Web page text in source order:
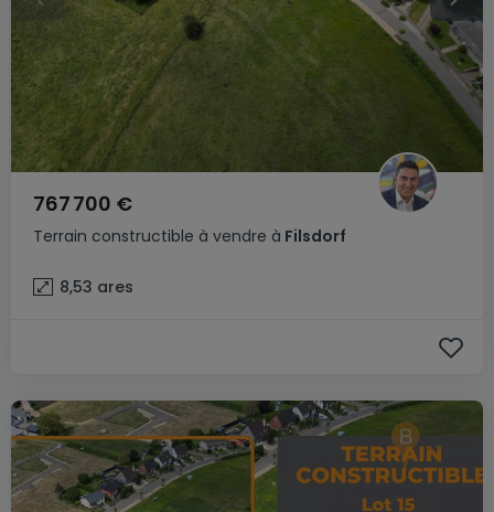
Terrain constructible à vendre à Filsdorf
767 700 €
8,53 ares